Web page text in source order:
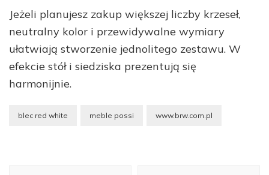
Jeżeli planujesz zakup większej liczby krzeseł,
neutralny kolor i przewidywalne wymiary
ułatwiają stworzenie jednolitego zestawu. W
efekcie stół i siedziska prezentują się
harmonijnie.
blec red white meble possi www.brw.com.pl